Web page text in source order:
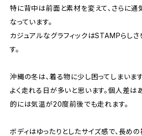
特に背中は前面と素材を変えて、さらに通
なっています。
カジュアルなグラフィックはSTAMPらし
す。
沖縄の冬は、着る物に少し困ってしまいま
よく走れる日が多いと思います。個人差は
的には気温が20度前後でも走れます。
ボディはゆったりとしたサイズ感で、長めの